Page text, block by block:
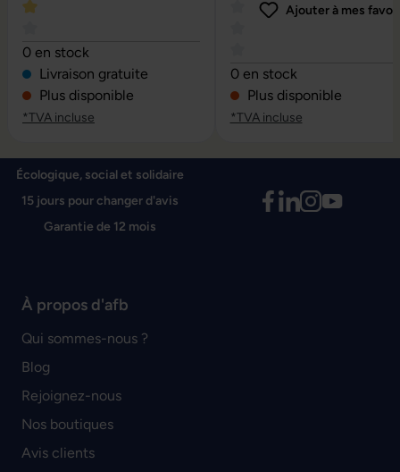
Note moyenne de 4 sur 5 étoiles
0 en stock
Livraison gratuite
Plus disponible
*TVA incluse
Note moyenne de 0 sur 5
Ajouter à mes
0 en stock
Plus disponible
*TVA incluse
Écologique, social et solidaire
15 jours pour changer d'avis
Garantie de 12 mois
À propos d'afb
Qui sommes-nous ?
Blog
Rejoignez-nous
Nos boutiques
Avis clients